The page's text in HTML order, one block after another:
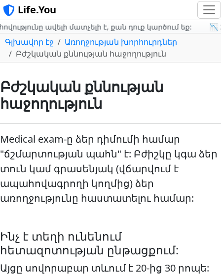
Life.You
ավելի մատչելի է, քան դուք կարծում եք: 📉
Գլխավոր էջ
Առողջության խորհուրդներ
Բժշկական քննության հաջողություն
Բժշկական քննության
հաջողություն
Medical exam-ը ձեր դիմումի համար
"ճշմարտության պահն" է: Բժիշկը կգա ձեր
տուն կամ գրասենյակ (վճարվում է
ապահովագրողի կողմից) ձեր
առողջությունը հաստատելու համար:
Ինչ է տեղի ունենում
հետազոտության ընթացքում:
Այցը սովորաբար տևում է 20-ից 30 րոպե: